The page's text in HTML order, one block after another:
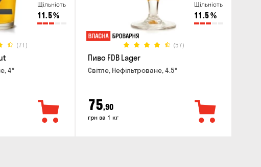
Щільність
11.5%
(71)
4°
Щільність
11.5%
(57)
Пиво FDB Lager
Світле, Нефільтроване, 4.5°
75,90
грн за 1 кг